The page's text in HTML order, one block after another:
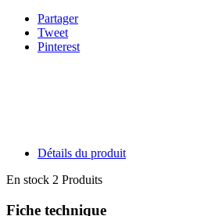
Partager
Tweet
Pinterest
Détails du produit
En stock 2 Produits
Fiche technique